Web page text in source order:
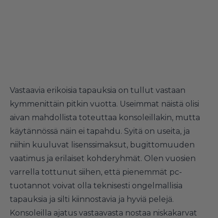
Vastaavia erikoisia tapauksia on tullut vastaan
kymmenittäin pitkin vuotta. Useimmat näistä olisi
aivan mahdollista toteuttaa konsoleillakin, mutta
käytännössä näin ei tapahdu. Syitä on useita, ja
niihin kuuluvat lisenssimaksut, bugittomuuden
vaatimus ja erilaiset kohderyhmät. Olen vuosien
varrella tottunut siihen, että pienemmät pc-
tuotannot voivat olla teknisesti ongelmallisia
tapauksia ja silti kiinnostavia ja hyviä pelejä.
Konsoleilla ajatus vastaavasta nostaa niskakarvat